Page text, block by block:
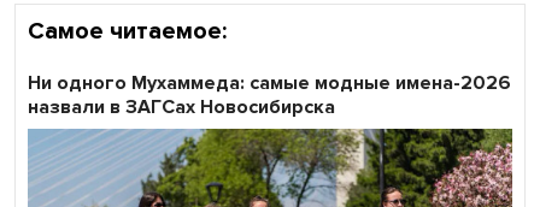
Самое читаемое:
Ни одного Мухаммеда: самые модные имена-2026
назвали в ЗАГСах Новосибирска